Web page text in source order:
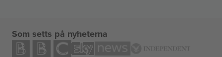
Som setts på nyheterna